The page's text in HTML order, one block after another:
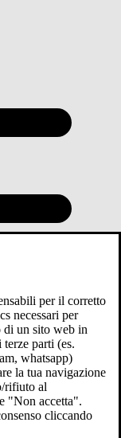
per il corretto
necessari per
di un sito web in
parti (es.
whatsapp)
la tua navigazione
rifiuto al
"Non accetta".
cliccando